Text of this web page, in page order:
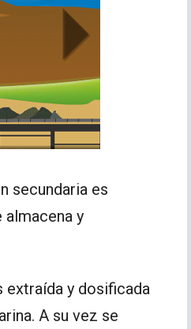
secundaria es
y
extraída y dosificada
A su vez se